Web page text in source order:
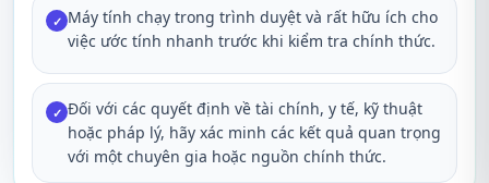
✓ Máy tính chạy trong trình duyệt và rất hữu ích cho
việc ước tính nhanh trước khi kiểm tra chính thức.
✓ Đối với các quyết định về tài chính, y tế, kỹ thuật
hoặc pháp lý, hãy xác minh các kết quả quan trọng
với một chuyên gia hoặc nguồn chính thức.